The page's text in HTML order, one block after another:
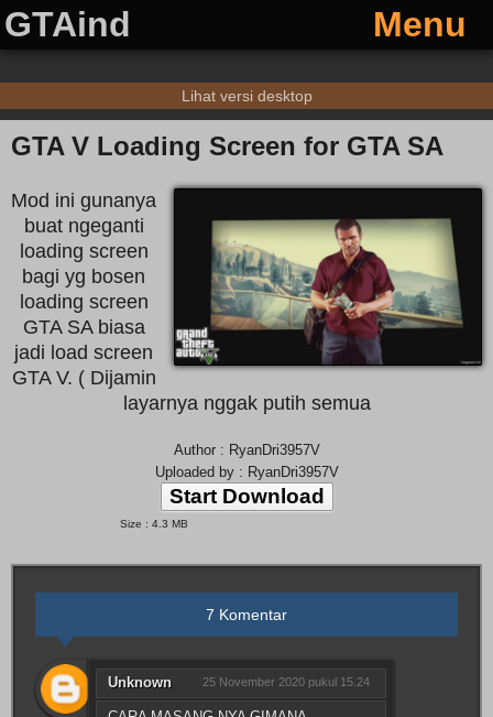
GTAind Menu
Lihat versi desktop
GTA V Loading Screen for GTA SA
Mod ini gunanya
buat ngeganti
loading screen
bagi yg bosen
loading screen
GTA SA biasa
jadi load screen
GTA V. ( Dijamin
layarnya nggak putih semua
Author : RyanDri3957V
Uploaded by : RyanDri3957V
Start Download
Size : 4.3 MB
7 Komentar
Unknown 25 November 2020 pukul 15.24